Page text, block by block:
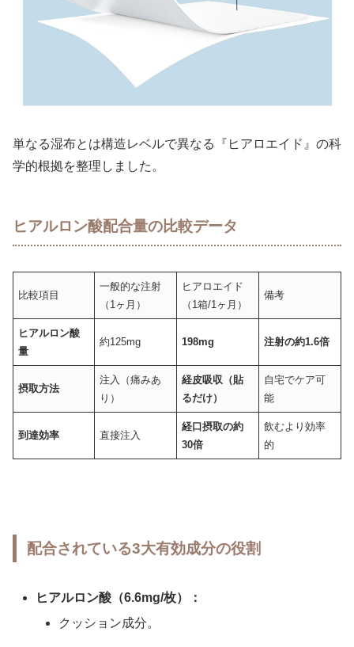
単なる湿布とは構造レベルで異なる『ヒアロエイド』の科
学的根拠を整理しました。
ヒアルロン酸配合量の比較データ
比較項目
一般的な注射
（1ヶ月）
ヒアロエイド
（1箱/1ヶ月）
備考
ヒアルロン酸
量
約125mg 198mg 注射の約1.6倍
摂取方法
注入（痛みあ
り）
経皮吸収（貼
るだけ）
自宅でケア可
能
到達効率 直接注入
経口摂取の約
30倍
飲むより効率
的
配合されている3大有効成分の役割
ヒアルロン酸（6.6mg/枚）：
クッション成分。